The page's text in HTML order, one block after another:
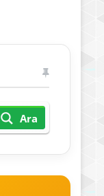
Ara